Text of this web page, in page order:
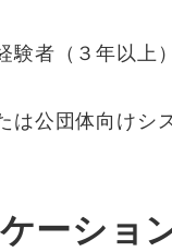
者（３年以上）
は公団体向けシ
ーショ